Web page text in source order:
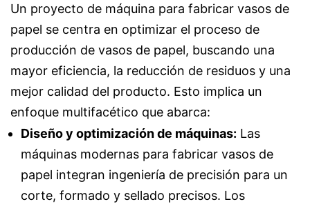
Un proyecto de máquina para fabricar vasos de
papel se centra en optimizar el proceso de
producción de vasos de papel, buscando una
mayor eficiencia, la reducción de residuos y una
mejor calidad del producto. Esto implica un
enfoque multifacético que abarca:
Diseño y optimización de máquinas: Las
máquinas modernas para fabricar vasos de
papel integran ingeniería de precisión para un
corte, formado y sellado precisos. Los